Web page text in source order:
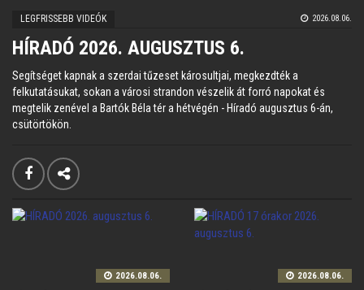
LEGFRISSEBB VIDEÓK 2026.08.06.
HÍRADÓ 2026. AUGUSZTUS 6.
Segítséget kapnak a szerdai tűzeset károsultjai, megkezdték a
felkutatásukat, sokan a városi strandon vészelik át forró napokat és
megtelik zenével a Bartók Béla tér a hétvégén - Híradó augusztus 6-án,
csütörtökön.
2026.08.06. 2026.08.06.